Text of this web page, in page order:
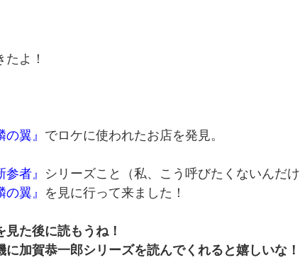
よ！
の翼』 でロケに使われたお店を発見。
参者』 シリーズこと（私、こう呼びたくないんだ
の翼』 を見に行って来ました！
た後に読もうね！
加賀恭一郎シリーズを読んでくれると嬉しいな